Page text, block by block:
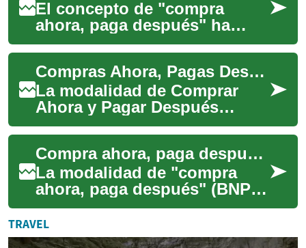
El concepto de "compra
ahora, paga después" ha
revolucionado la forma en
que los consumidores
realizan sus compras, e...
Compras Ahora, Pagas Después: Una Nueva Forma de Financiamiento
La modalidad de Comprar
Ahora y Pagar Después
(BNPL, por sus siglas en
inglés) se ha convertido en
una opción de fina...
Compra ahora, paga después: Una nueva forma de financiar tus compras de teléfonos móviles
La modalidad de "compra
ahora, paga después" (BNPL
por sus siglas en inglés) se
ha convertido en una opción
cada vez ...
TRAVEL